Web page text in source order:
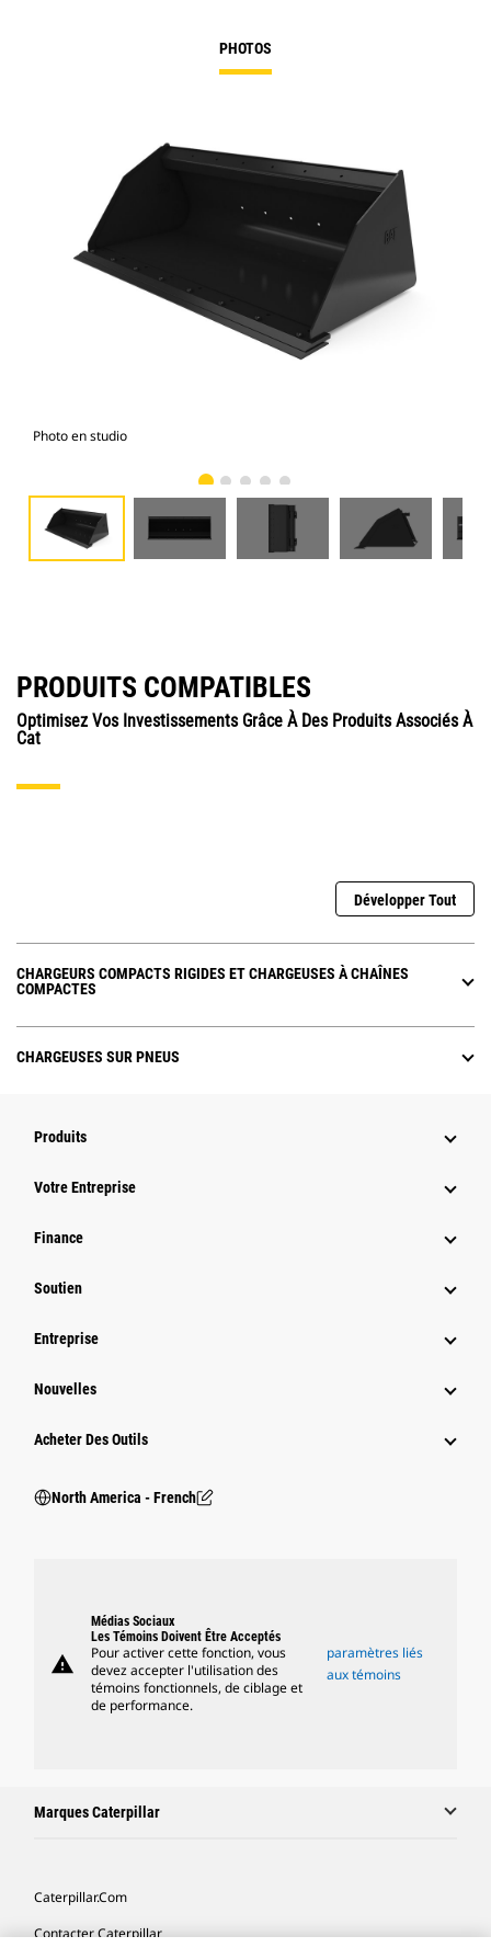
PHOTOS
Photo en studio
PRODUITS COMPATIBLES
Optimisez Vos Investissements Grâce À Des Produits Associés À
Cat
Développer Tout
CHARGEURS COMPACTS RIGIDES ET CHARGEUSES À CHAÎNES
COMPACTES
CHARGEUSES SUR PNEUS
Produits
Votre Entreprise
Finance
Soutien
Entreprise
Nouvelles
Acheter Des Outils
North America - French
warning
Médias Sociaux
Les Témoins Doivent Être Acceptés
Pour activer cette fonction, vous
devez accepter l'utilisation des
témoins fonctionnels, de ciblage et
de performance.
paramètres liés
aux témoins
Marques Caterpillar
Caterpillar.com
Contacter Caterpillar